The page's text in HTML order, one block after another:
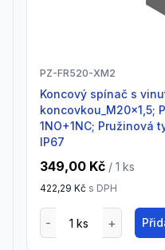
PZ-FR520-XM2
Koncový spínač s vinutou pružinou a plastovou
koncovkou_M20x1,5;
1NO+1NC; Pružinová
IP67
349,00 Kč / 1 ks
422,29 Kč s DPH